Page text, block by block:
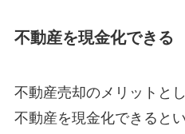
不動産を現金化できる
不動産売却のメリットと
不動産を現金化できると